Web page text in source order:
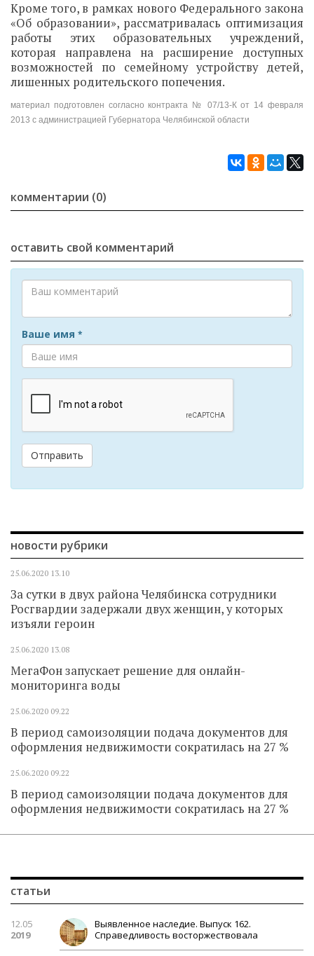
Кроме того, в рамках нового Федерального закона
«Об образовании», рассматривалась оптимизация
работы этих образовательных учреждений,
которая направлена на расширение доступных
возможностей по семейному устройству детей,
лишенных родительского попечения.
материал подготовлен согласно контракта № 07/13-К от 14 февраля
2013 с администрацией Губернатора Челябинской области
комментарии (0)
оставить свой комментарий
Ваше имя *
Отправить
новости рубрики
25.06.2020 13.10
За сутки в двух района Челябинска сотрудники
Росгвардии задержали двух женщин, у которых
изъяли героин
25.06.2020 13.08
МегаФон запускает решение для онлайн-
мониторинга воды
25.06.2020 09.22
В период самоизоляции подача документов для
оформления недвижимости сократилась на 27 %
25.06.2020 09.22
В период самоизоляции подача документов для
оформления недвижимости сократилась на 27 %
статьи
12.05
2019
Выявленное наследие. Выпуск 162.
Справедливость восторжествовала